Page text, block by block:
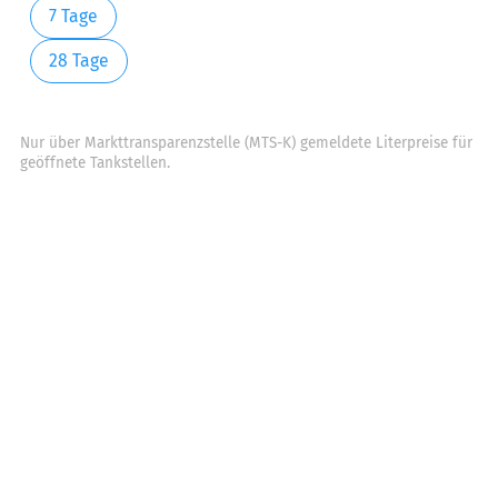
7 Tage
28 Tage
Nur über Markttransparenzstelle (MTS-K) gemeldete Literpreise für
geöffnete Tankstellen.